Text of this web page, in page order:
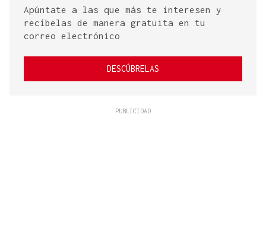
Apúntate a las que más te interesen y
recíbelas de manera gratuita en tu
correo electrónico
DESCÚBRELAS